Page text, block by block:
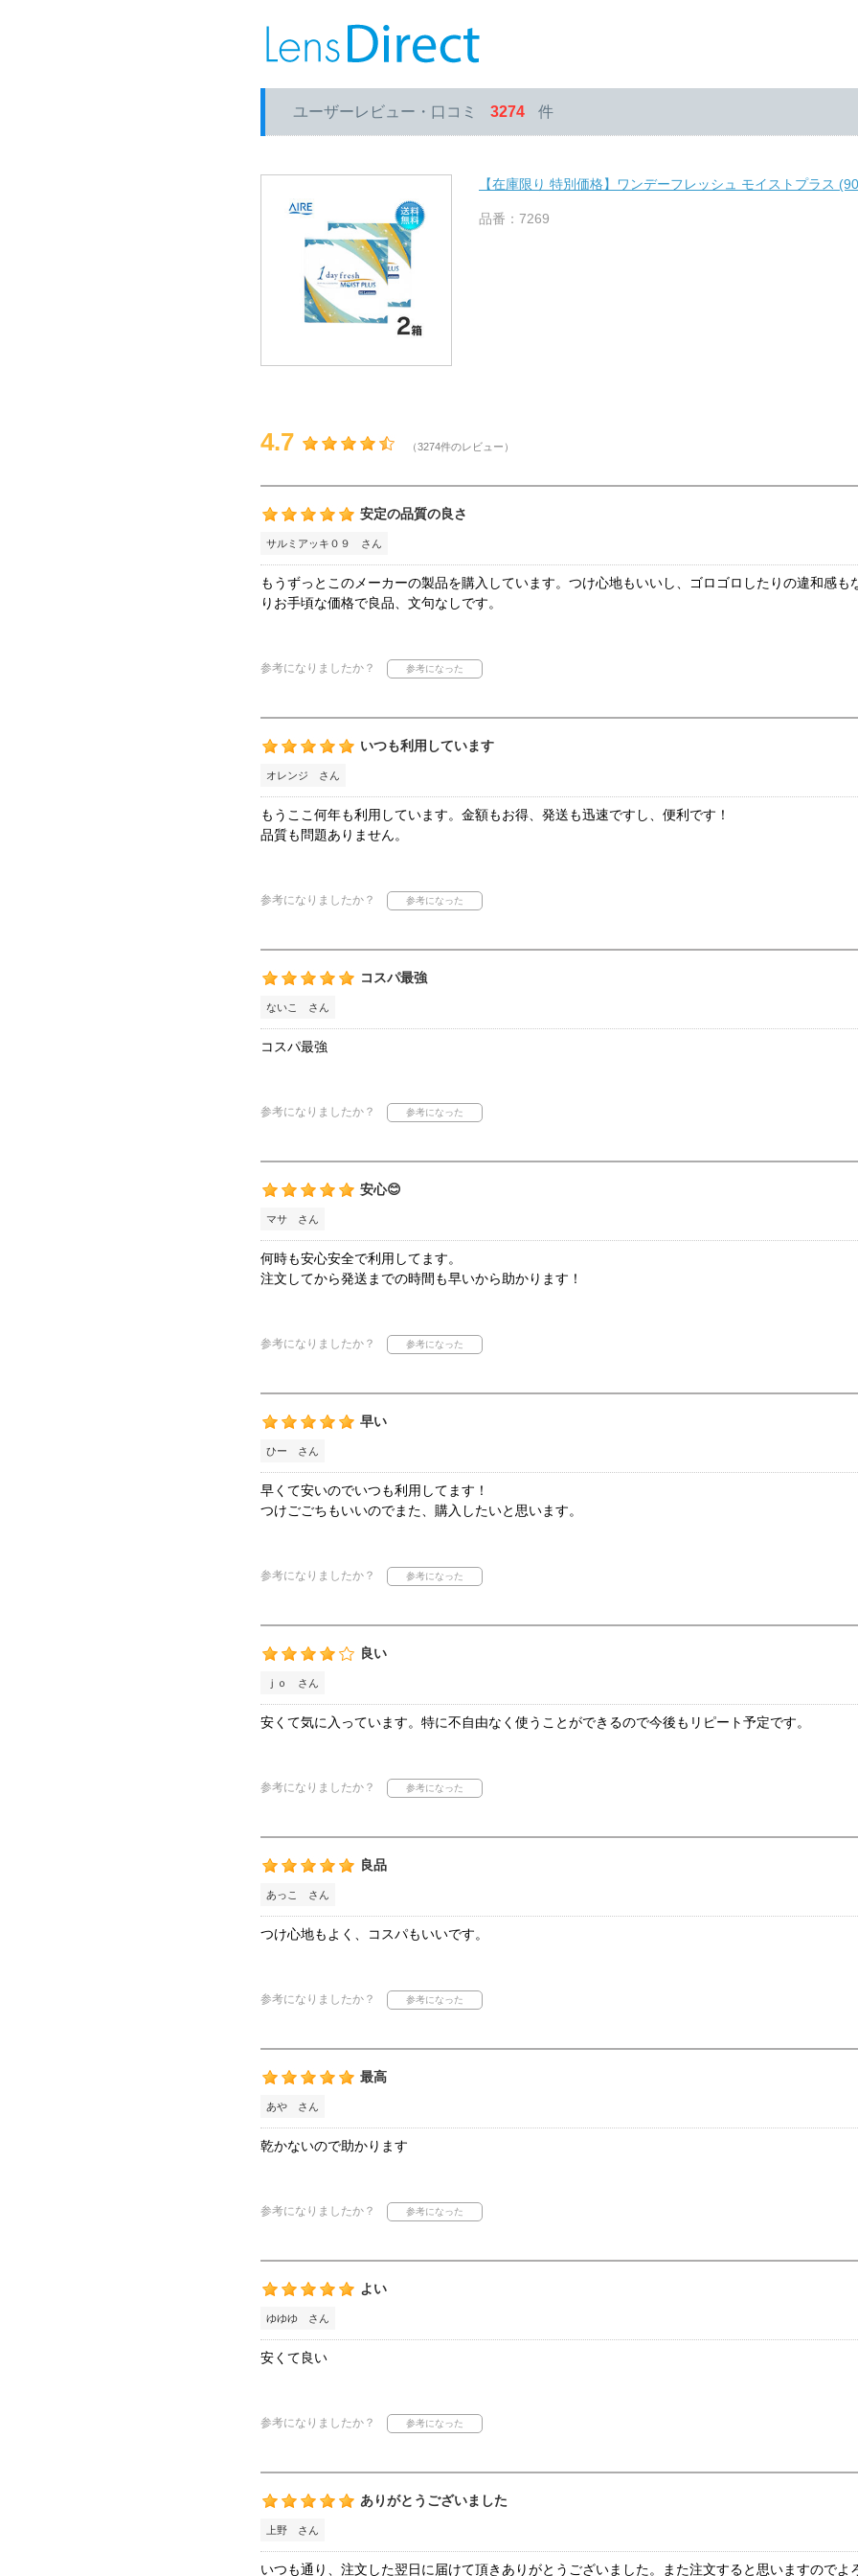
ユーザーレビュー・口コミ 3274 件
【在庫限り 特別価格】ワンデーフレッシュ モイストプラス
品番：7269
4.7 （3274件のレビュー）
安定の品質の良さ
サルミアッキ０９ さん
もうずっとこのメーカーの製品を購入しています。つけ心地もいいし、ゴロゴロしたりの違和感も
りお手頃な価格で良品、文句なしです。
参考になりましたか？
いつも利用しています
オレンジ さん
もうここ何年も利用しています。金額もお得、発送も迅速ですし、便利です！
品質も問題ありません。
参考になりましたか？
コスパ最強
ないこ さん
コスパ最強
参考になりましたか？
安心😊
マサ さん
何時も安心安全で利用してます。
注文してから発送までの時間も早いから助かります！
参考になりましたか？
早い
ひー さん
早くて安いのでいつも利用してます！
つけごごちもいいのでまた、購入したいと思います。
参考になりましたか？
良い
ｊｏ さん
安くて気に入っています。特に不自由なく使うことができるので今後もリピート予定です。
参考になりましたか？
良品
あっこ さん
つけ心地もよく、コスパもいいです。
参考になりましたか？
最高
あや さん
乾かないので助かります
参考になりましたか？
よい
ゆゆゆ さん
安くて良い
参考になりましたか？
ありがとうございました
上野 さん
いつも通り、注文した翌日に届けて頂きありがとうございました。また注文すると思いますのでよ